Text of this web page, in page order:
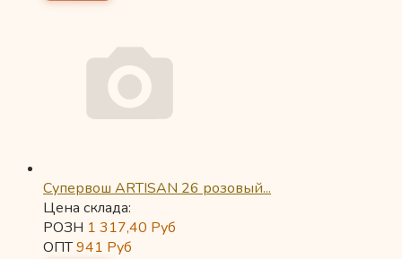
Супервош ARTISAN 26 розовый...
Цена склада:
РОЗН 1 317,40 Руб
ОПТ941 Руб